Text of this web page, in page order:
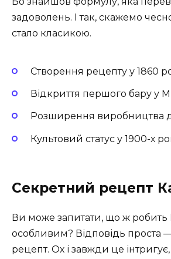
задоволень. І так, скажемо
стало класикою.
Створення рецепту у 1860
Відкриття першого бару у
Розширення виробництва
Культовий статус у 1900-х
Секретний рецепт
Ви може запитати, що ж робить
особливим? Відповідь проста
рецепт. Ох і завжди це